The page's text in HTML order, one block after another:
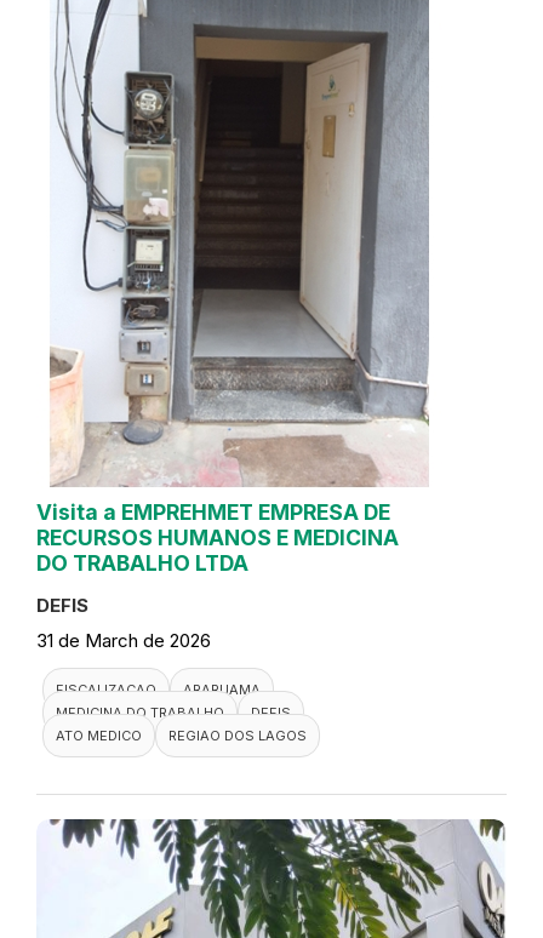
Visita a EMPREHMET EMPRESA DE
RECURSOS HUMANOS E MEDICINA
DO TRABALHO LTDA
DEFIS
31 de March de 2026
FISCALIZACAO
ARARUAMA
MEDICINA DO TRABALHO
DEFIS
ATO MEDICO
REGIAO DOS LAGOS